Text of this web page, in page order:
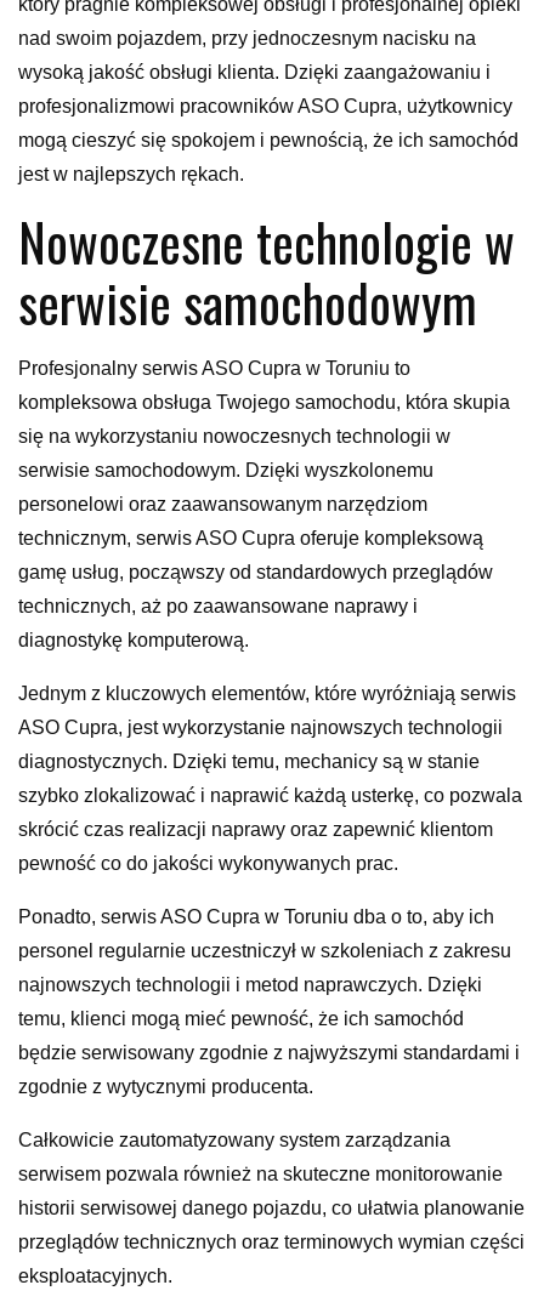
który pragnie kompleksowej obsługi i profesjonalnej opieki
nad swoim pojazdem, przy jednoczesnym nacisku na
wysoką jakość obsługi klienta. Dzięki zaangażowaniu i
profesjonalizmowi pracowników ASO Cupra, użytkownicy
mogą cieszyć się spokojem i pewnością, że ich samochód
jest w najlepszych rękach.
Nowoczesne technologie w
serwisie samochodowym
Profesjonalny serwis ASO Cupra w Toruniu to
kompleksowa obsługa Twojego samochodu, która skupia
się na wykorzystaniu nowoczesnych technologii w
serwisie samochodowym. Dzięki wyszkolonemu
personelowi oraz zaawansowanym narzędziom
technicznym, serwis ASO Cupra oferuje kompleksową
gamę usług, począwszy od standardowych przeglądów
technicznych, aż po zaawansowane naprawy i
diagnostykę komputerową.
Jednym z kluczowych elementów, które wyróżniają serwis
ASO Cupra, jest wykorzystanie najnowszych technologii
diagnostycznych. Dzięki temu, mechanicy są w stanie
szybko zlokalizować i naprawić każdą usterkę, co pozwala
skrócić czas realizacji naprawy oraz zapewnić klientom
pewność co do jakości wykonywanych prac.
Ponadto, serwis ASO Cupra w Toruniu dba o to, aby ich
personel regularnie uczestniczył w szkoleniach z zakresu
najnowszych technologii i metod naprawczych. Dzięki
temu, klienci mogą mieć pewność, że ich samochód
będzie serwisowany zgodnie z najwyższymi standardami i
zgodnie z wytycznymi producenta.
Całkowicie zautomatyzowany system zarządzania
serwisem pozwala również na skuteczne monitorowanie
historii serwisowej danego pojazdu, co ułatwia planowanie
przeglądów technicznych oraz terminowych wymian części
eksploatacyjnych.